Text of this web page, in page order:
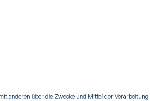
über die Zwecke und Mittel der